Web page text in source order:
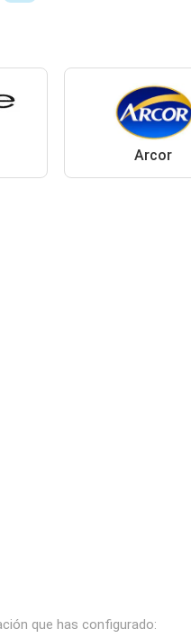
Arcor
que has configurado: